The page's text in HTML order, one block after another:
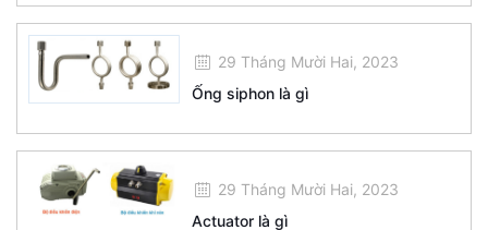
29 Tháng Mười Hai, 2023
Ống siphon là gì
29 Tháng Mười Hai, 2023
Actuator là gì